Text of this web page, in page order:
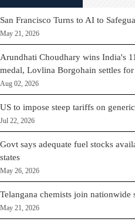
San Francisco Turns to AI to
May 21, 2026
Arundhati Choudhary wins India's
medal, Lovlina Borgohain settles
Aug 02, 2026
US to impose steep tariffs on
Jul 22, 2026
Govt says adequate fuel stocks
states
May 26, 2026
Telangana chemists join nationwide
May 21, 2026